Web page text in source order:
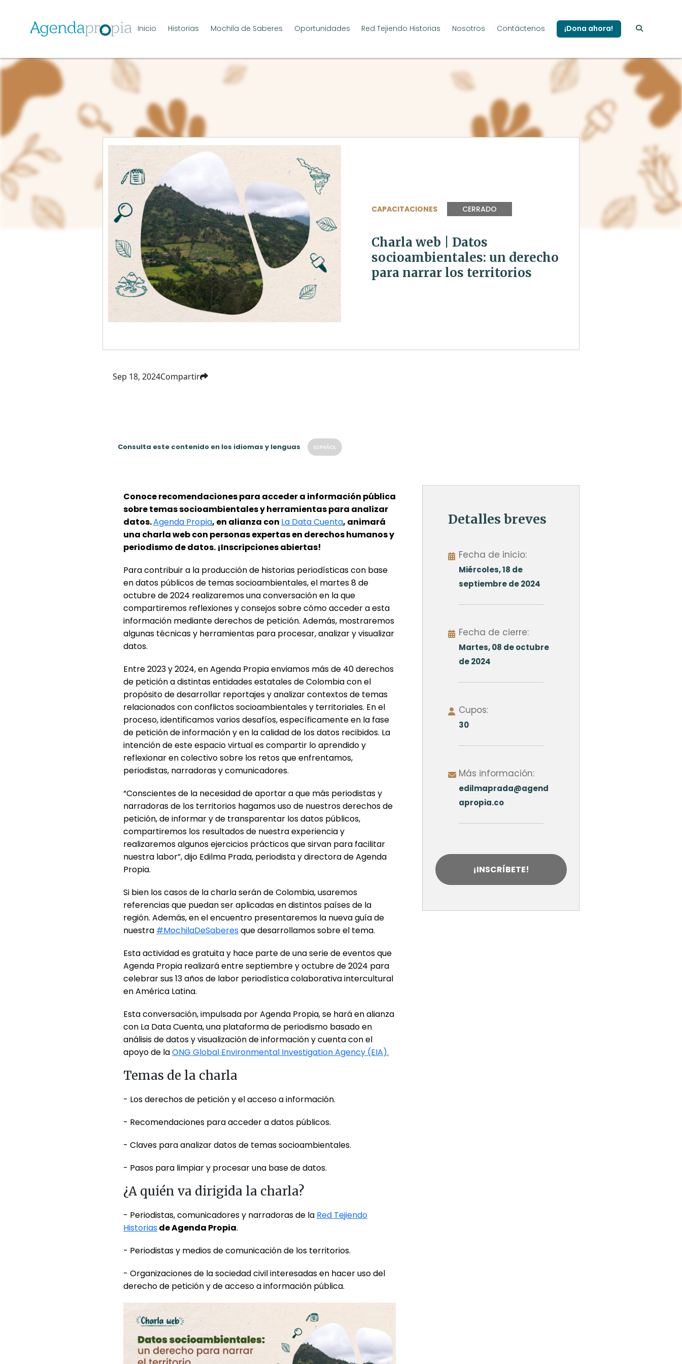
Inicio Historias Mochila de Saberes Oportunidades Red Tejiendo Historias Nosotros Contáctenos ¡Dona ahora!
CAPACITACIONES CERRADO
Charla web | Datos
socioambientales: un derecho
para narrar los territorios
Sep 18, 2024Compartir
Consulta este contenido en los idiomas y lenguas ESPAÑOL
Conoce recomendaciones para acceder a información pública
sobre temas socioambientales y herramientas para analizar
datos.Agenda Propia, en alianza con La Data Cuenta, animará
una charla web con personas expertas en derechos humanos y
periodismo de datos. ¡Inscripciones abiertas!
Para contribuir a la producción de historias periodísticas con base
en datos públicos de temas socioambientales, el martes 8 de
octubre de 2024 realizaremos una conversación en la que
compartiremos reflexiones y consejos sobre cómo acceder a esta
información mediante derechos de petición. Además, mostraremos
algunas técnicas y herramientas para procesar, analizar y visualizar
datos.
Entre 2023 y 2024, en Agenda Propia enviamos más de 40 derechos
de petición a distintas entidades estatales de Colombia con el
propósito de desarrollar reportajes y analizar contextos de temas
relacionados con conflictos socioambientales y territoriales. En el
proceso, identificamos varios desafíos, específicamente en la fase
de petición de información y en la calidad de los datos recibidos. La
intención de este espacio virtual es compartir lo aprendido y
reflexionar en colectivo sobre los retos que enfrentamos,
periodistas, narradoras y comunicadores.
“Conscientes de la necesidad de aportar a que más periodistas y
narradoras de los territorios hagamos uso de nuestros derechos de
petición, de informar y de transparentar los datos públicos,
compartiremos los resultados de nuestra experiencia y
realizaremos algunos ejercicios prácticos que sirvan para facilitar
nuestra labor”, dijo Edilma Prada, periodista y directora de Agenda
Propia.
Si bien los casos de la charla serán de Colombia, usaremos
referencias que puedan ser aplicadas en distintos países de la
región. Además, en el encuentro presentaremos la nueva guía de
nuestra #MochilaDeSaberesque desarrollamos sobre el tema.
Esta actividad es gratuita y hace parte de una serie de eventos que
Agenda Propia realizará entre septiembre y octubre de 2024 para
celebrar sus 13 años de labor periodística colaborativa intercultural
en América Latina.
Esta conversación, impulsada por Agenda Propia, se hará en alianza
con La Data Cuenta, una plataforma de periodismo basado en
análisis de datos y visualización de información y cuenta con el
apoyo de laONG Global Environmental Investigation Agency (EIA).
Temas de la charla
- Los derechos de petición y el acceso a información.
- Recomendaciones para acceder a datos públicos.
- Claves para analizar datos de temas socioambientales.
- Pasos para limpiar y procesar una base de datos.
¿A quién va dirigida la charla?
- Periodistas, comunicadores y narradoras de la Red Tejiendo
Historiasde Agenda Propia.
- Periodistas y medios de comunicación de los territorios.
- Organizaciones de la sociedad civil interesadas en hacer uso del
derecho de petición y de acceso a información pública.
Detalles breves
Fecha de inicio:
Miércoles, 18 de
septiembre de 2024
Fecha de cierre:
Martes, 08 de octubre
de 2024
Cupos:
30
Más información:
edilmaprada@agend
apropia.co
¡INSCRÍBETE!